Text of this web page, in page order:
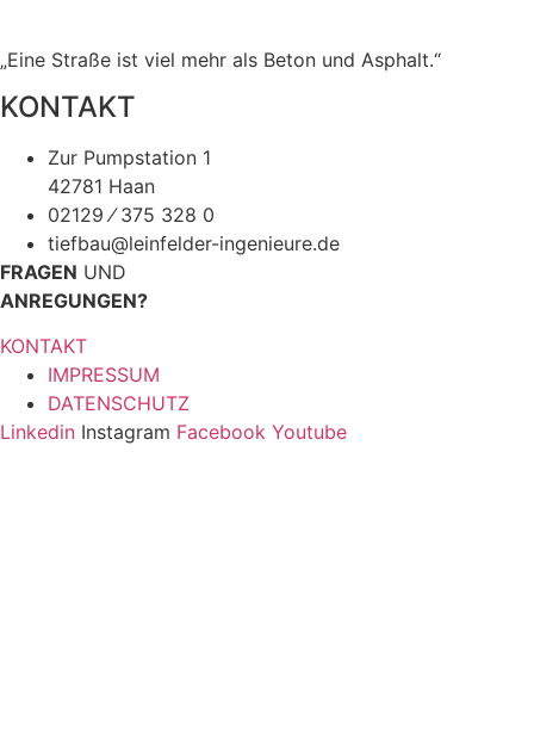
„Eine Straße ist viel mehr als Beton und Asphalt.“
KONTAKT
Zur Pumpstation 1
42781 Haan
02129 ⁄ 375 328 0
tiefbau@leinfelder-ingenieure.de
FRAGEN UND
ANREGUNGEN?
KONTAKT
IMPRESSUM
DATENSCHUTZ
Linkedin Instagram Facebook Youtube